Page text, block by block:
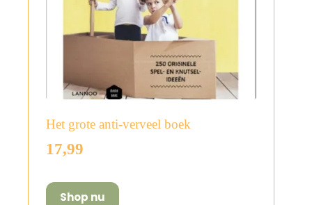
Het grote anti-verveel boek
17,99
Shop nu